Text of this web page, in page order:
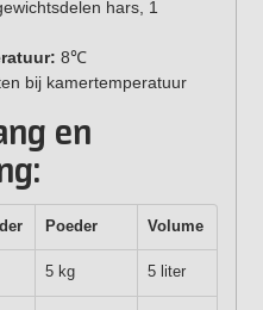
hars, 1
8℃
bij kamertemperatuur
en
Poeder Volume
5 kg 5 liter